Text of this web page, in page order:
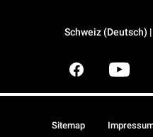
Schweiz (Deutsch)
Sitemap